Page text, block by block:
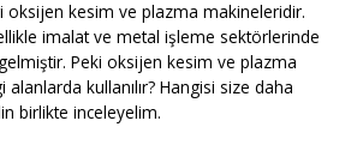
oksijen kesim ve plazma makineleridir.
imalat ve metal işleme sektörlerinde
Peki oksijen kesim ve plazma
kullanılır? Hangisi size daha
birlikte inceleyelim.